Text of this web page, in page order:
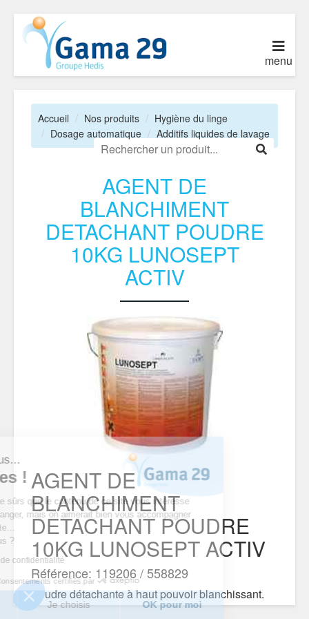
nous...
!
d’être sûrs que le contenu de ce site vous intéresse
déranger, mais on aimerait bien vous accompagner
visite...
pour vous ?
politique de confidentialité
Consentements certifiés par
Je choisis OK pour moi
menu
Accueil Nos produits
Hygiène du linge
Dosage automatique
Additifs liquides de lavage
AGENT DE
BLANCHIMENT
DETACHANT POUDRE
10KG LUNOSEPT
ACTIV
AGENT DE
BLANCHIMENT
DETACHANT POUDRE
10KG LUNOSEPT ACTIV
Référence: 119206 / 558829
Poudre détachante à haut pouvoir blanchissant.